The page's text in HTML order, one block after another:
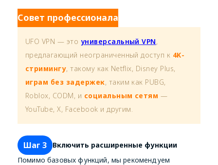
Совет профессионала
UFO VPN — это универсальный VPN,
предлагающий неограниченный доступ к 4K-
стримингу, такому как Netflix, Disney Plus,
играм без задержек, таким как PUBG,
Roblox, CODM, и социальным сетям —
YouTube, X, Facebook и другим.
Шаг 3
Включить расширенные функции
Помимо базовых функций, мы рекомендуем